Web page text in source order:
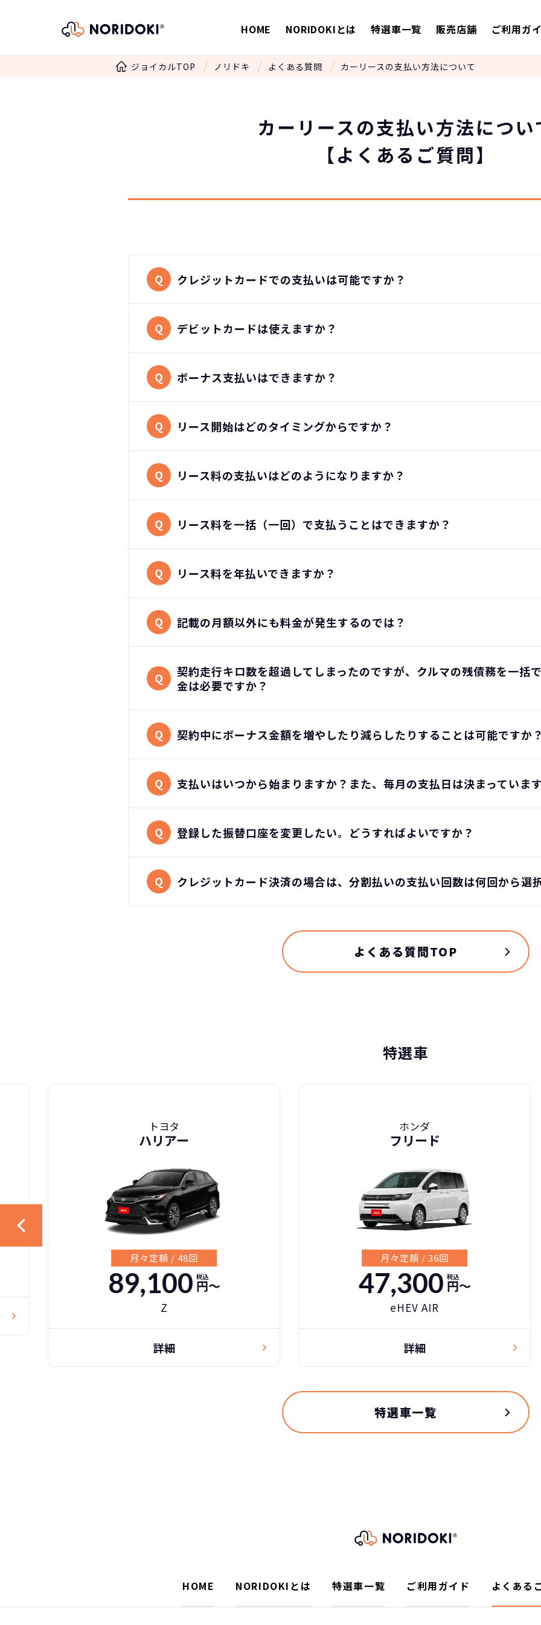
HOME NORIDOKIとは 特選車一覧 販売店舗 ご利用ガ
ジョイカルTOP ノリドキ よくある質問 カーリースの支払い方法について
カーリースの支払い方法につい
【よくあるご質問】
Q クレジットカードでの支払いは可能ですか？
Q デビットカードは使えますか？
Q ボーナス支払いはできますか？
Q リース開始はどのタイミングからですか？
Q リース料の支払いはどのようになりますか？
Q リース料を一括（一回）で支払うことはできますか？
Q リース料を年払いできますか？
Q 記載の月額以外にも料金が発生するのでは？
Q
契約走行キロ数を超過してしまったのですが、クルマの残債務を一括
金は必要ですか？
Q 契約中にボーナス金額を増やしたり減らしたりすることは可能ですか？
Q 支払いはいつから始まりますか？また、毎月の支払日は決まっていま
Q 登録した振替口座を変更したい。どうすればよいですか？
Q クレジットカード決済の場合は、分割払いの支払い回数は何回から選
よくある質問TOP
特選車
トヨタ
ハリアー
月々定額 / 48回
89,100 税込
円〜
詳細
ホンダ
フリード
月々定額 / 36回
47,300 税込
円〜
eHEV AIR
詳細
特選車一覧
HOME NORIDOKIとは 特選車一覧 ご利用ガイド よくある